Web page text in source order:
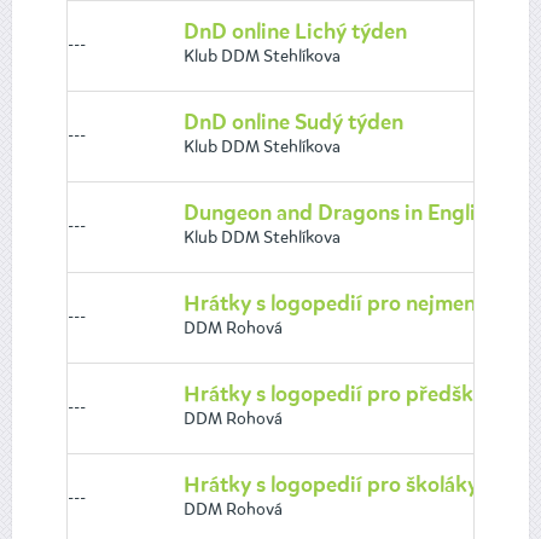
---
DnD online Lichý týden
Klub DDM Stehlíkova
---
DnD online Sudý týden
Klub DDM Stehlíkova
---
Dungeon and Dragons in English
Klub DDM Stehlíkova
---
Hrátky s logopedií pro nejmenší (3-
DDM Rohová
---
Hrátky s logopedií pro předškoláky
DDM Rohová
---
Hrátky s logopedií pro školáky (7-8
DDM Rohová